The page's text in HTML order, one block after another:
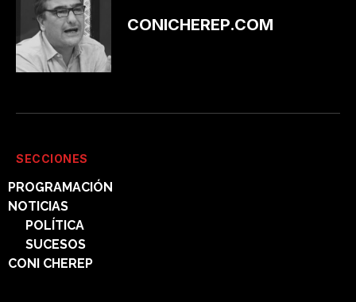
CONICHEREP.COM
SECCIONES
PROGRAMACIÓN
NOTICIAS
POLÍTICA
SUCESOS
CONI CHEREP